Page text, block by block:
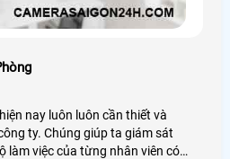
nay luôn luôn cần thiết và
ty. Chúng giúp ta giám sát
làm việc của từng nhân viên có